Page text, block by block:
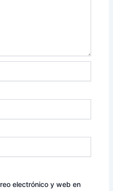
electrónico y web en